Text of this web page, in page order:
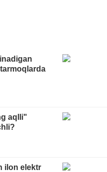
aqlli"
ilon elektr